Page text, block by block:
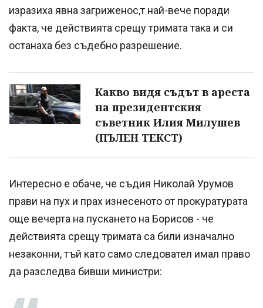
изразиха явна загриженос,т най-вече поради
факта, че действията срещу тримата така и си
останаха без съдебно разрешение.
Какво видя съдът в ареста
на президентския
съветник Илия Милушев
(ПЪЛЕН ТЕКСТ)
Интересно е обаче, че съдия Николай Урумов
прави на пух и прах изнесеното от прокуратурата
още вечерта на пускането на Борисов - че
действията срещу тримата са били изначално
незаконни, тъй като само следовател имал право
да разследва бивши министри: